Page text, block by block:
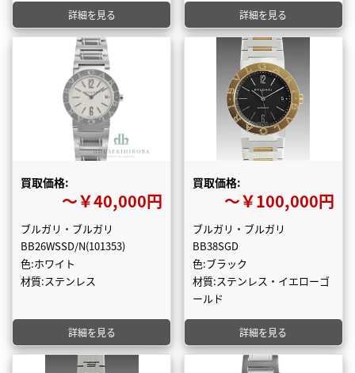
詳細を見る 詳細を見る
買取価格:
〜￥40,000円
ブルガリ・ブルガリ
BB26WSSD/N(101353)
色:ホワイト
材質:ステンレス
詳細を見る
買取価格:
〜￥100,000円
ブルガリ・ブルガリ
BB38SGD
色:ブラック
材質:ステンレス・イエローゴ
ールド
詳細を見る